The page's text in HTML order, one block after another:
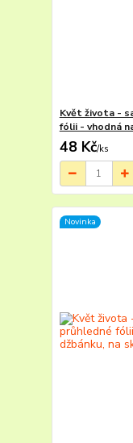
Květ života -
fólii - vhodná
48 Kč/ks
Novinka